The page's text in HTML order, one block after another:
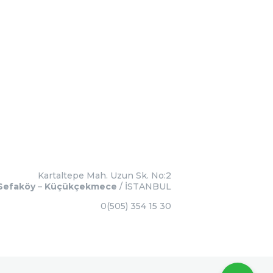
Kartaltepe Mah. Uzun Sk. No:2
– Küçükçekmece / İSTANBUL
0(505) 354 15 30